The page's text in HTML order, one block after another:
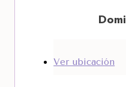
Ver ubicación